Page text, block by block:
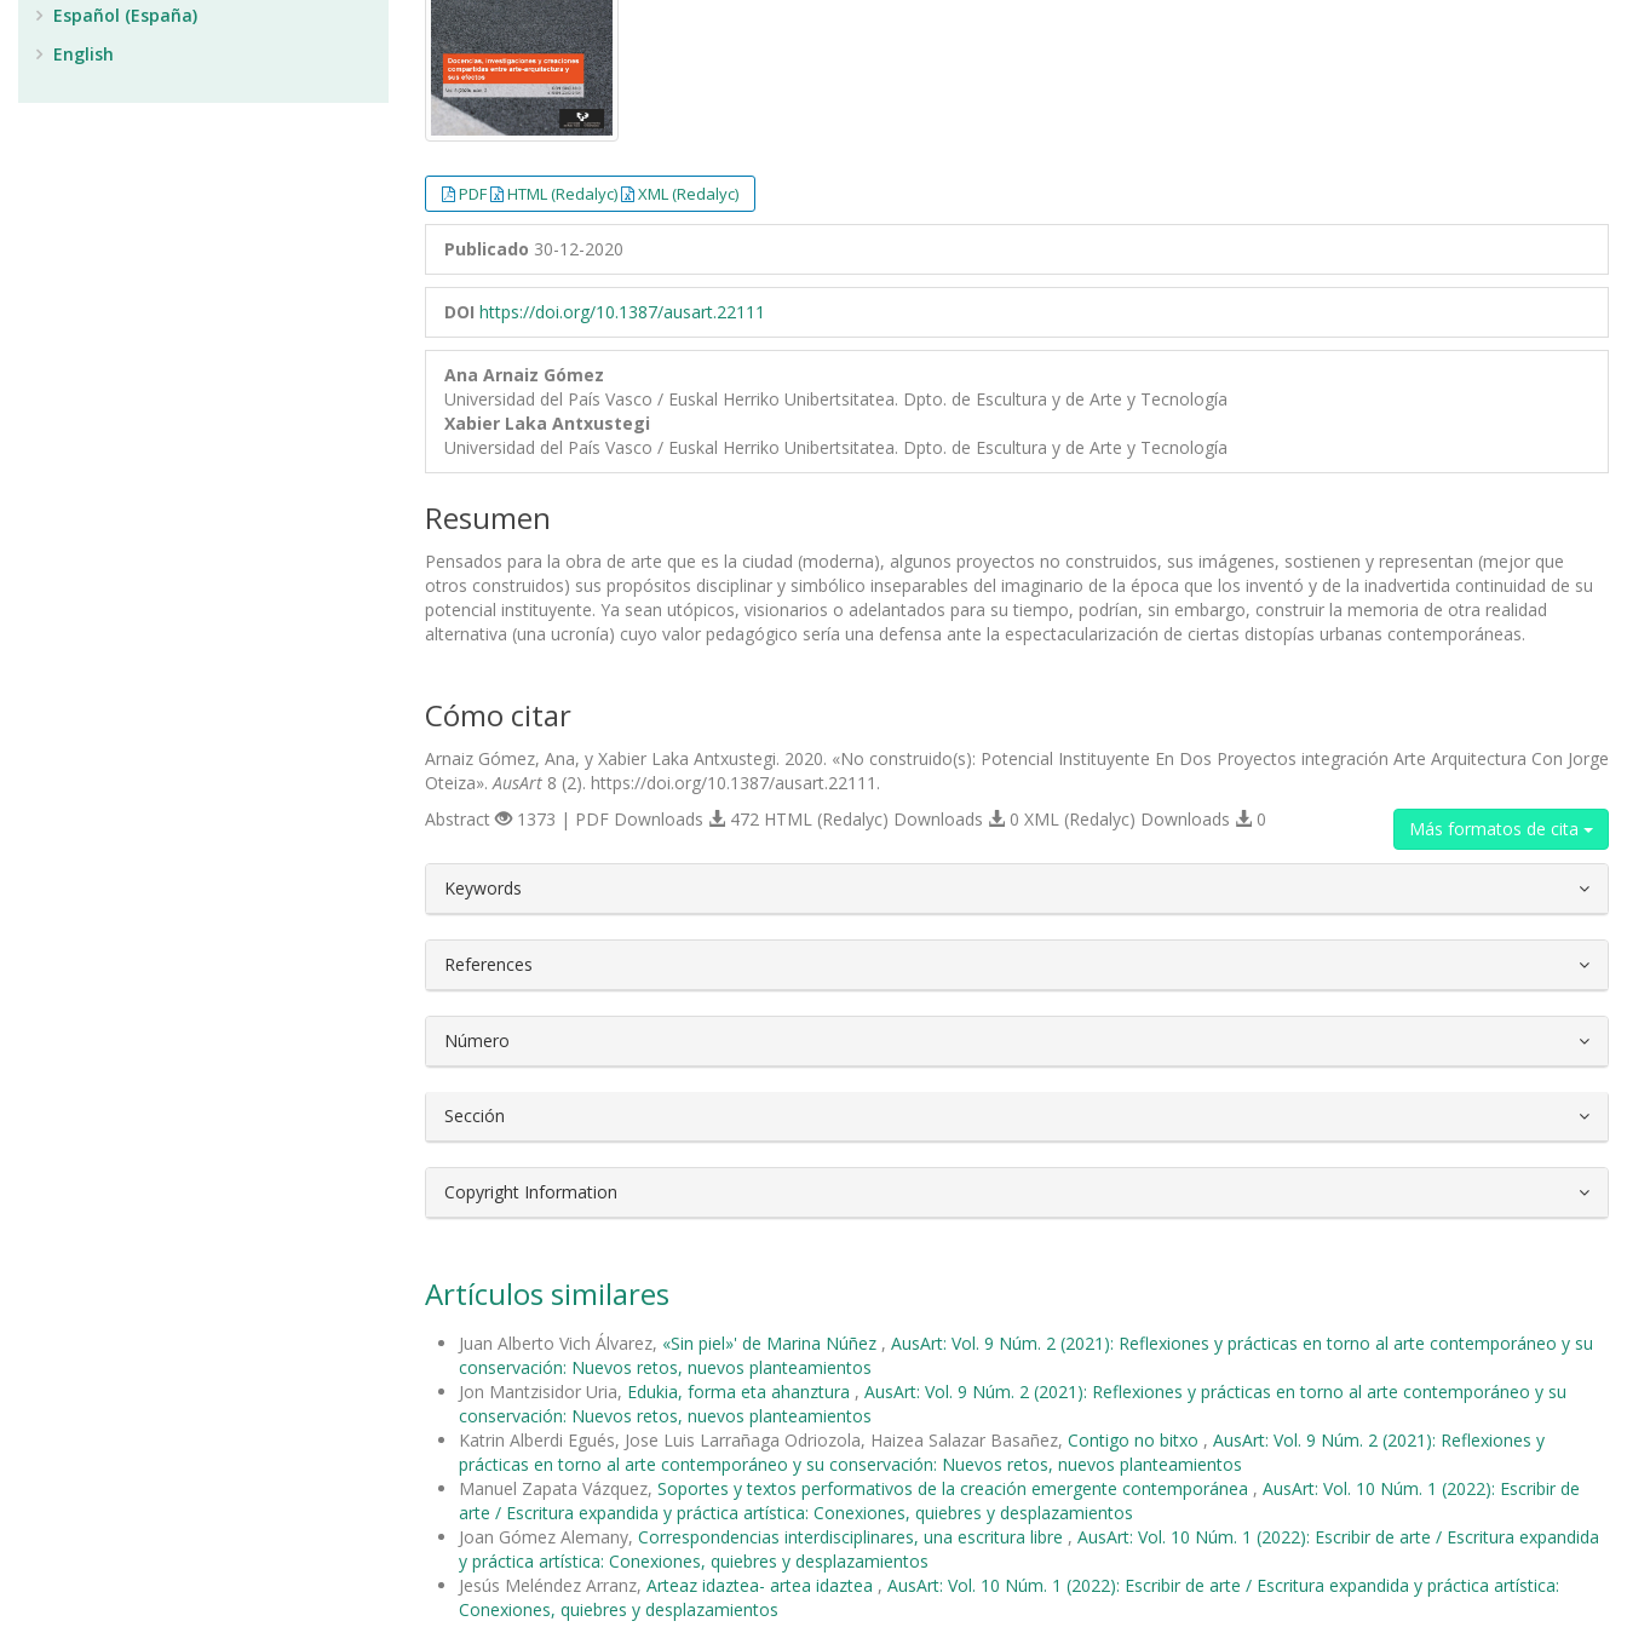
PDF HTML (Redalyc) XML (Redalyc)
Publicado 30-12-2020
DOI https://doi.org/10.1387/ausart.22111
Ana Arnaiz Gómez
Universidad del País Vasco / Euskal Herriko Unibertsitatea. Dpto. de Escultura y de Arte y Tecnología
Xabier Laka Antxustegi
Universidad del País Vasco / Euskal Herriko Unibertsitatea. Dpto. de Escultura y de Arte y Tecnología
Resumen
Pensados para la obra de arte que es la ciudad (moderna), algunos proyectos no construidos, sus imágenes, sostienen y representan (mejor que
otros construidos) sus propósitos disciplinar y simbólico inseparables del imaginario de la época que los inventó y de la inadvertida continuidad de su
potencial instituyente. Ya sean utópicos, visionarios o adelantados para su tiempo, podrían, sin embargo, construir la memoria de otra realidad
alternativa (una ucronía) cuyo valor pedagógico sería una defensa ante la espectacularización de ciertas distopías urbanas contemporáneas.
Cómo citar
Arnaiz Gómez, Ana, y Xabier Laka Antxustegi. 2020. «No construido(s): Potencial Instituyente En Dos Proyectos integración Arte Arquitectura Con Jorge
Oteiza». AusArt 8 (2). https://doi.org/10.1387/ausart.22111.
Más formatos de cita
Abstract 1373 | PDF Downloads 472 HTML (Redalyc) Downloads 0 XML (Redalyc) Downloads 0
##plugins.themes.bootstrap3.article.details##
Keywords
References
Número
Sección
Copyright Information
Artículos similares
Juan Alberto Vich Álvarez, «Sin piel»' de Marina Núñez , AusArt: Vol. 9 Núm. 2 (2021): Reflexiones y prácticas en torno al arte contemporáneo y su
conservación: Nuevos retos, nuevos planteamientos
Jon Mantzisidor Uria, Edukia, forma eta ahanztura , AusArt: Vol. 9 Núm. 2 (2021): Reflexiones y prácticas en torno al arte contemporáneo y su
conservación: Nuevos retos, nuevos planteamientos
Katrin Alberdi Egués, Jose Luis Larrañaga Odriozola, Haizea Salazar Basañez, Contigo no bitxo , AusArt: Vol. 9 Núm. 2 (2021): Reflexiones y
prácticas en torno al arte contemporáneo y su conservación: Nuevos retos, nuevos planteamientos
Manuel Zapata Vázquez, Soportes y textos performativos de la creación emergente contemporánea , AusArt: Vol. 10 Núm. 1 (2022): Escribir de
arte / Escritura expandida y práctica artística: Conexiones, quiebres y desplazamientos
Joan Gómez Alemany, Correspondencias interdisciplinares, una escritura libre , AusArt: Vol. 10 Núm. 1 (2022): Escribir de arte / Escritura expandida
y práctica artística: Conexiones, quiebres y desplazamientos
Jesús Meléndez Arranz, Arteaz idaztea- artea idaztea , AusArt: Vol. 10 Núm. 1 (2022): Escribir de arte / Escritura expandida y práctica artística:
Conexiones, quiebres y desplazamientos
Español (España)
English